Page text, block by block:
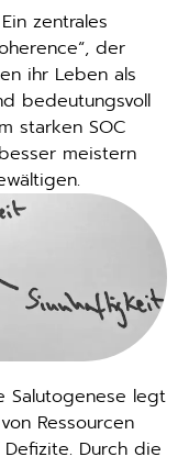
Ein zentrales
der
ihr Leben als
bedeutungsvoll
starken SOC
meistern
Salutogenese legt
Ressourcen
Durch die